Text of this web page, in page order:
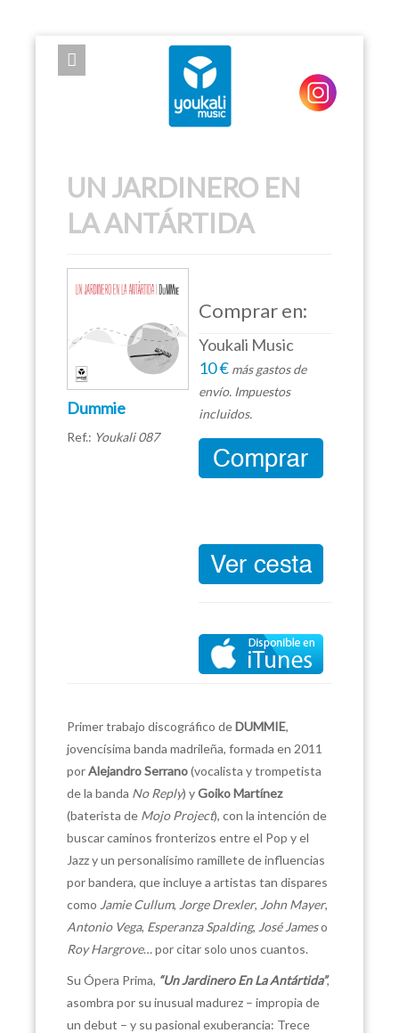
EXPOSE FRAMEWORK FOR JOOMLA 2.5 AND 3.0+
UN JARDINERO EN
LA ANTÁRTIDA
Dummie
Ref.: Youkali 087
Comprar en:
Youkali Music
10 € más gastos de
envío. Impuestos
incluidos.
Primer trabajo discográfico deDUMMIE,
jovencísima banda madrileña, formada en 2011
porAlejandro Serrano(vocalista y trompetista
de la banda No Reply) yGoiko Martínez
(baterista de Mojo Project), con la intención de
buscar caminos fronterizos entre el Pop y el
Jazz y un personalísimo ramillete de influencias
por bandera, que incluye a artistas tan dispares
como Jamie Cullum, Jorge Drexler, John Mayer,
Antonio Vega, Esperanza Spalding, José Jameso
Roy Hargrove… por citar solo unos cuantos.
Su Ópera Prima, “Un Jardinero En La Antártida”,
asombra por su inusual madurez – impropia de
un debut – y su pasional exuberancia: Trece